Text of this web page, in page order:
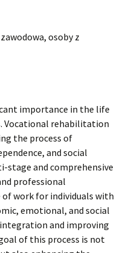
osoby z
importance in the life
Vocational rehabilitation
the process of
and social
and comprehensive
professional
work for individuals with
emotional, and social
and improving
of this process is not